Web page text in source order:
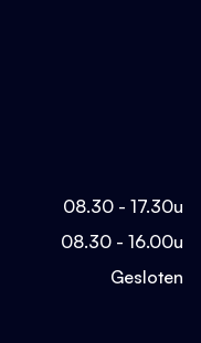
08.30 - 17.30u
08.30 - 16.00u
Gesloten